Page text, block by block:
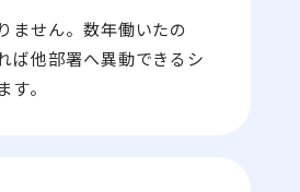
ません。数年働いたの
ば他部署へ異動できるシ
す。